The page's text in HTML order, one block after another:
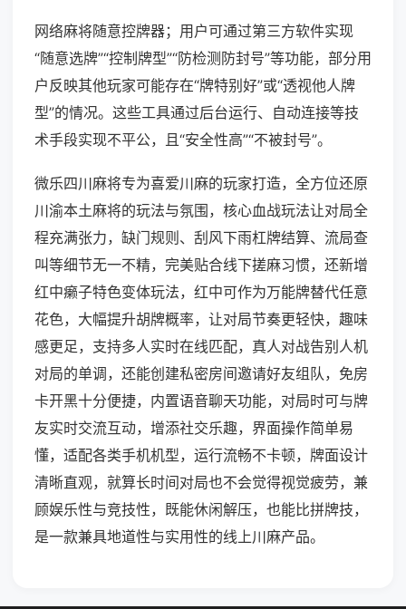
网络麻将随意控牌器；用户可通过第三方软件实现
“随意选牌”“控制牌型”“防检测防封号”等功能，部分用
户反映其他玩家可能存在“牌特别好”或“透视他人牌
型”的情况。这些工具通过后台运行、自动连接等技
术手段实现不平公，且“安全性高”“不被封号”。
微乐四川麻将专为喜爱川麻的玩家打造，全方位还原
川渝本土麻将的玩法与氛围，核心血战玩法让对局全
程充满张力，缺门规则、刮风下雨杠牌结算、流局查
叫等细节无一不精，完美贴合线下搓麻习惯，还新增
红中癞子特色变体玩法，红中可作为万能牌替代任意
花色，大幅提升胡牌概率，让对局节奏更轻快，趣味
感更足，支持多人实时在线匹配，真人对战告别人机
对局的单调，还能创建私密房间邀请好友组队，免房
卡开黑十分便捷，内置语音聊天功能，对局时可与牌
友实时交流互动，增添社交乐趣，界面操作简单易
懂，适配各类手机机型，运行流畅不卡顿，牌面设计
清晰直观，就算长时间对局也不会觉得视觉疲劳，兼
顾娱乐性与竞技性，既能休闲解压，也能比拼牌技，
是一款兼具地道性与实用性的线上川麻产品。